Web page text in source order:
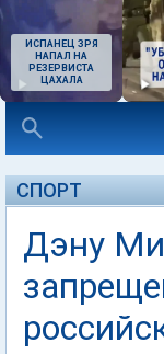
ИСПАНЕЦ ЗРЯ
НАПАЛ НА
РЕЗЕРВИСТА
ЦАХАЛА
СПОРТ
Дэну